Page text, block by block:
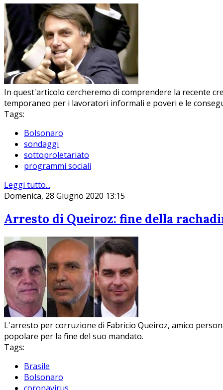
In quest'articolo cercheremo di comprendere la recente
temporaneo per i lavoratori informali e poveri e le
Tags:
Bolsonaro
sondaggi
sottoproletariato
programmi sociali
Leggi tutto...
Domenica, 28 Giugno 2020 13:15
Arresto di Queiroz: fine della
L'arresto per corruzione di Fabricio Queiroz, amico
popolare per la fine del suo mandato.
Tags:
Brasile
Bolsonaro